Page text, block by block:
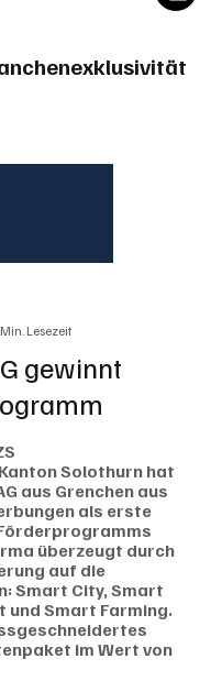
gewinnt
Lesezeit
Solothurn hat
aus Grenchen aus
als erste
überzeugt durch
auf die
Smart City, Smart
und Smart Farming.
im Wert von